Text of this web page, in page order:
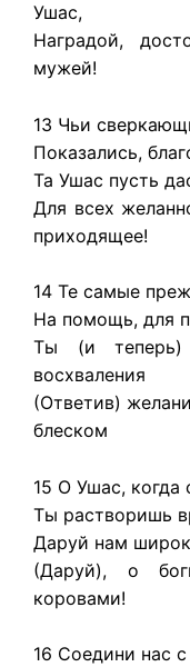
Ушас,
Наградой,
мужей!
13 Чьи
Показались,
Та Ушас пусть
Для всех
приходящее!
14 Те самые
На помощь, для
Ты (и теперь)
восхваления
(Ответив)
блеском
15 О Ушас, когда
Ты растворишь
Даруй нам
(Даруй), о
коровами!
16 Соедини нас